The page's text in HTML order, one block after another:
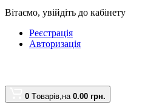
Вітаємо, увійдіть до кабінету
Реєстрація
Авторизація
0 Tоварів,на 0.00 грн.